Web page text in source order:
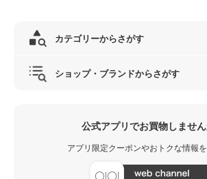
カテゴリーからさがす
ショップ・ブランドからさがす
公式アプリでお買物しません
アプリ限定クーポンやおトクな情報を